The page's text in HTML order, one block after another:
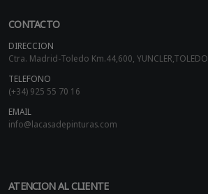
CONTACTO
DIRECCION
Ctra. Madrid-Toledo Km.44,600, YUNCLER,TOLEDO
TELEFONO
(+34) 925 55 70 16
EMAIL
info@lacasadepinturas.com
ATENCION AL CLIENTE